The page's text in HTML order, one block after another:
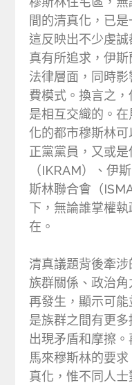
間的清真化，已
這反映出不少虔
真有所追求，伊斯
法律層面，同時
費模式。換言之
是相互交織的。
化的都市穆斯林
正黨黨員，又或
（IKRAM）、伊
斯林聯合會（
下，無論誰掌權
在。
清真議題背後牽
族群關係、政治
再發生，顯示可
是族群之間有更
出現矛盾和摩擦
馬來穆斯林的要
真化，惟不同人